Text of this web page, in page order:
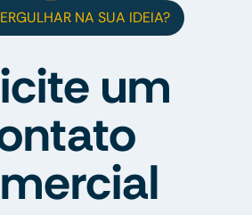
NA SUA IDEIA?
um